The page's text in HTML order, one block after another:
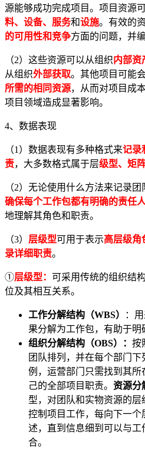
源能够成功完成项目。项目资源
料、设备、服务和设施。有效的
的可用性和竞争方面的问题，并
（2）这些资源可以从组织内部资
从组织外部获取。其他项目可能
所需的相同资源，从而对项目成
项目领域造成显著影响。
4、数据表现
（1）数据表现有多种格式来记录
责，大多数格式属于层级型、矩
（2）无论使用什么方法来记录
确保每个工作包都有明确的责任
地理解其角色和职责。
（3） 层级型可用于表示高层级角
录详细职责。
①层级型： 可采用传统的组织结
位及其相互关系。
工作分解结构（WBS）
：
果分解为工作包，有助于明
组织分解结构（OBS）： 按
团队排列，并在每个部门下
例，运营部门只需找到其所
己的全部项目职责。 资源分
型，对团队和实物资源的
控制项目工作，每向下一
述，直到信息细到可以与工
合。